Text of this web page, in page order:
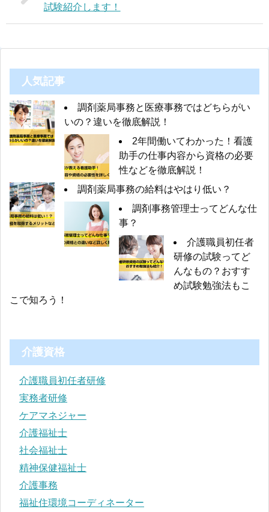
試験紹介します！
人気記事
調剤薬局事務と医療事務ではどちらがい
いの？違いを徹底解説！
2年間働いてわかった！看護
助手の仕事内容から資格の必要
性などを徹底解説！
調剤薬局事務の給料はやはり低い？
調剤事務管理士ってどんな仕
事？
介護職員初任者
研修の試験ってど
んなもの？おすす
め試験勉強法もこ
こで知ろう！
介護資格
介護職員初任者研修
実務者研修
ケアマネジャー
介護福祉士
社会福祉士
精神保健福祉士
介護事務
福祉住環境コーディネーター